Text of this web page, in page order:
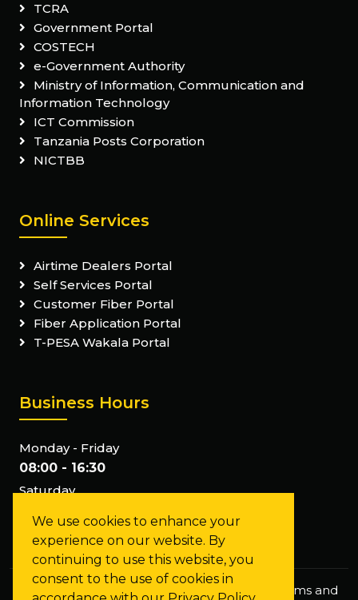
We use cookies to enhance your
experience on our website. By
continuing to use this website, you
consent to the use of cookies in
TCRA
Government Portal
COSTECH
e-Government Authority
Ministry of Information, Communication and
Information Technology
ICT Commission
Tanzania Posts Corporation
NICTBB
Online Services
Airtime Dealers Portal
Self Services Portal
Customer Fiber Portal
Fiber Application Portal
T-PESA Wakala Portal
Business Hours
Monday - Friday
08:00 - 16:30
Saturday
Closed
Privacy Policy Staff Mail FAQs Terms and